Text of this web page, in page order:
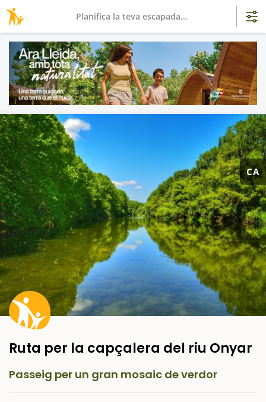
CA
Ruta per la capçalera del riu Onyar
Passeig per un gran mosaic de verdor
Planifica la teva escapada...